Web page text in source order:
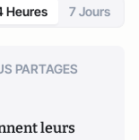
Heures 7 Jours
PARTAGES
leurs